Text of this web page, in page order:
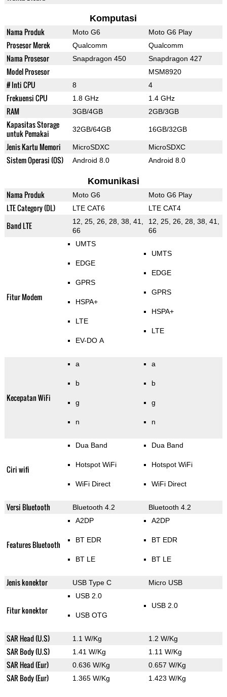
Komputasi
Nama Produk Moto G6 Moto G6 Play
Prosesor Merek Qualcomm Qualcomm
Nama Prosesor Snapdragon 450 Snapdragon 427
Model Prosesor MSM8920
# Inti CPU 8 4
Frekuensi CPU 1.8 GHz 1.4 GHz
RAM 3GB/4GB 2GB/3GB
Kapasitas Storage
untuk Pemakai
32GB/64GB 16GB/32GB
Jenis Kartu Memori MicroSDXC MicroSDXC
Sistem Operasi (OS) Android 8.0 Android 8.0
Komunikasi
Nama Produk Moto G6 Moto G6 Play
LTE Category (DL) LTE CAT6 LTE CAT4
Band LTE
12, 25, 26, 28, 38, 41,
66
12, 25, 26, 28, 38, 41,
66
Fitur Modem
UMTS
EDGE
GPRS
HSPA+
LTE
EV-DO A
UMTS
EDGE
GPRS
HSPA+
LTE
Kecepatan WiFi
a
b
g
n
a
b
g
n
Ciri wifi
Dua Band
Hotspot WiFi
WiFi Direct
Dua Band
Hotspot WiFi
WiFi Direct
Versi Bluetooth Bluetooth 4.2 Bluetooth 4.2
Features Bluetooth
A2DP
BT EDR
BT LE
A2DP
BT EDR
BT LE
Jenis konektor USB Type C Micro USB
Fitur konektor
USB 2.0
USB OTG
USB 2.0
SAR Head (U.S) 1.1 W/Kg 1.2 W/Kg
SAR Body (U.S) 1.41 W/Kg 1.11 W/Kg
SAR Head (Eur) 0.636 W/Kg 0.657 W/Kg
SAR Body (Eur) 1.365 W/Kg 1.423 W/Kg